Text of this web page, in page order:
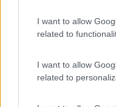
I want to allow
related to
I want to allow
related to
Ampio punto sosta
Passo Fedaia SS64, 20 sopra